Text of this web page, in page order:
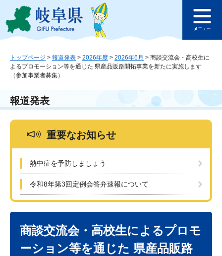
ジ
ュ
文
このページの本文へ
ュ
トップページ > 報道発表 > 2026年度 > 2026年6月 > 商談交流会・高校生に
よるプロモーション等を通じた 県産品販路開拓事業を新たに実施します
（参加事業者募集）
報道発表
重要なお知らせ
熱中症を予防しましょう
令和8年第3回定例会答弁速報について
商談交流会・高校生によるプロモ
ーション等を通じた 県産品販路